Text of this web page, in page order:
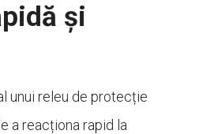
și
unui releu de protecție
a reacționa rapid la